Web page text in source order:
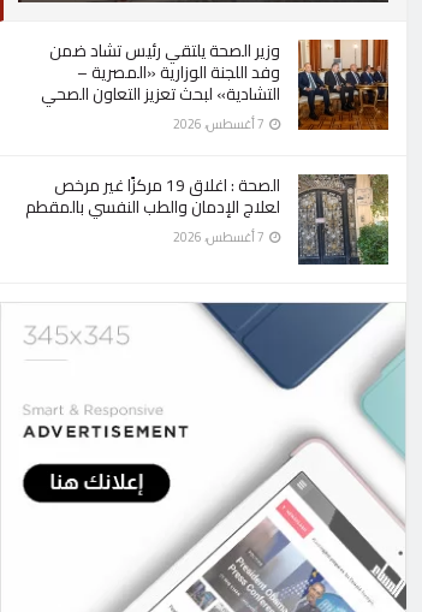
وزير الصحة يلتقي رئيس تشاد ضمن
وفد اللجنة الوزارية «المصرية –
التشادية» لبحث تعزيز التعاون الصحي
الصحة : اغلاق 19 مركزًا غير مرخص
لعلاج الإدمان والطب النفسي بالمقطم